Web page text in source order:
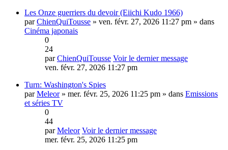
Les Onze guerriers du devoir (Eiichi Kudo 1966)
parChienQuiTousse » ven. févr. 27, 2026 11:27 pm » dans
Cinéma japonais
0
24
parChienQuiTousse Voir le dernier message
ven. févr. 27, 2026 11:27 pm
Turn: Washington's Spies
parMeleor» mer. févr. 25, 2026 11:25 pm » dans Emissions
et séries TV
0
44
parMeleor Voir le dernier message
mer. févr. 25, 2026 11:25 pm